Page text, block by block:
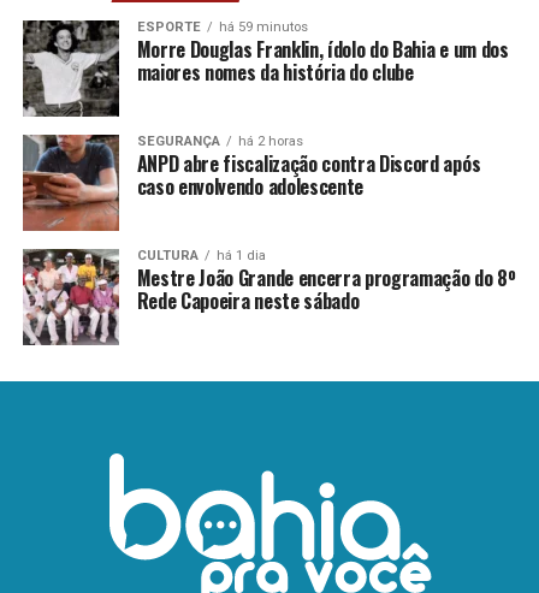
ESPORTE há 59 minutos
Morre Douglas Franklin, ídolo do Bahia e um dos
maiores nomes da história do clube
SEGURANÇA há 2 horas
ANPD abre fiscalização contra Discord após
caso envolvendo adolescente
CULTURA há 1 dia
Mestre João Grande encerra programação do 8º
Rede Capoeira neste sábado